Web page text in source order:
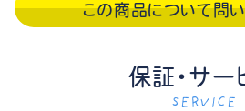
この商品について問
保証・サー
SERVICE